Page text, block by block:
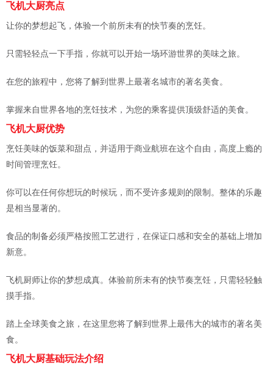
飞机大厨亮点
让你的梦想起飞，体验一个前所未有的快节奏的烹饪。
只需轻轻点一下手指，你就可以开始一场环游世界的美味之旅。
在您的旅程中，您将了解到世界上最著名城市的著名美食。
掌握来自世界各地的烹饪技术，为您的乘客提供顶级舒适的美食。
飞机大厨优势
烹饪美味的饭菜和甜点，并适用于商业航班在这个自由，高度上瘾的
时间管理烹饪。
你可以在任何你想玩的时候玩，而不受许多规则的限制。整体的乐趣
是相当显著的。
食品的制备必须严格按照工艺进行，在保证口感和安全的基础上增加
新意。
飞机厨师让你的梦想成真。体验前所未有的快节奏烹饪，只需轻轻触
摸手指。
踏上全球美食之旅，在这里您将了解到世界上最伟大的城市的著名美
食。
飞机大厨基础玩法介绍